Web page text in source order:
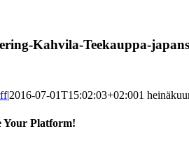
Kahvila-Teekauppa-
|2016-07-01T15:02:03+02:001
Your Platform!